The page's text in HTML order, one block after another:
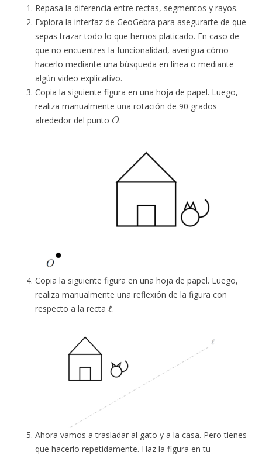
Repasa la diferencia entre rectas, segmentos y rayos.
Explora la interfaz de GeoGebra para asegurarte de que
sepas trazar todo lo que hemos platicado. En caso de
que no encuentres la funcionalidad, averigua cómo
hacerlo mediante una búsqueda en línea o mediante
algún video explicativo.
Copia la siguiente figura en una hoja de papel. Luego,
realiza manualmente una rotación de 90 grados
alrededor del punto
O
.
Copia la siguiente figura en una hoja de papel. Luego,
realiza manualmente una reflexión de la figura con
respecto a la recta
ℓ
.
Ahora vamos a trasladar al gato y a la casa. Pero tienes
que hacerlo repetidamente. Haz la figura en tu